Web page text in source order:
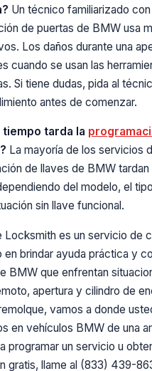
Un técnico familiarizado con
de puertas de BMW usa
Los daños durante una
cuando se usan las
Si tiene dudas, pida al
antes de comenzar.
tiempo tarda la
La mayoría de los servicios
de llaves de BMW
del modelo, el
sin llave funcional.
Locksmith es un servicio de
en brindar ayuda práctica y
BMW que enfrentan
apertura y cilindro de
vamos a donde
en vehículos BMW de una
programar un servicio u
gratis, llame al (833) 439-